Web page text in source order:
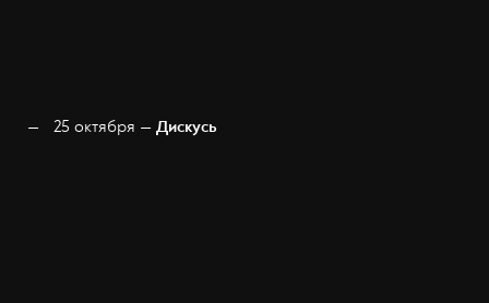
25 октября — Дискусь